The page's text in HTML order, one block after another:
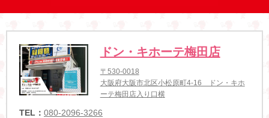
ドン・キホーテ梅田店
〒530-0018
大阪府大阪市北区小松原町4-16 ドン・キホ
ーテ梅田店入り口横
TEL： 080-2096-3266